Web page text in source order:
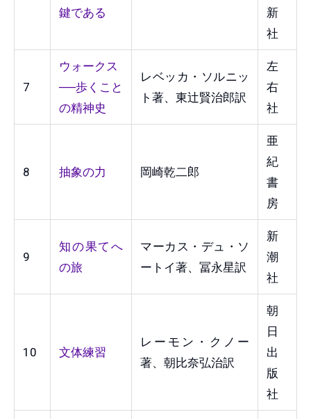
鍵である
新
社
7
ウォークス
──歩くこと
の精神史
レベッカ・ソルニッ
ト著、東辻賢治郎訳
左
右
社
8 抽象の力 岡崎乾二郎
亜
紀
書
房
9
知の果てへ
の旅
マーカス・デュ・ソ
ートイ著、冨永星訳
新
潮
社
10 文体練習
レーモン・クノー
著、朝比奈弘治訳
朝
日
出
版
社